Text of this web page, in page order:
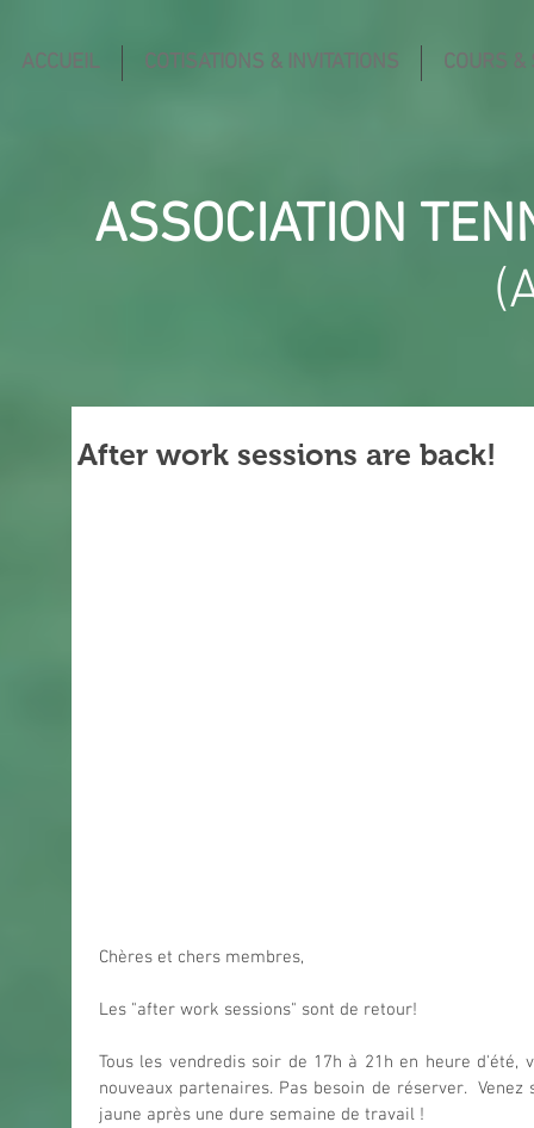
ACCUEIL COTISATIONS & INVITATIONS COURS &
ASSOCIATION
After work sessions are back!
Chères et chers membres,
Les "after work sessions" sont de retour!
Tous les vendredis soir de 17h à 21h en heure d'été,
nouveaux partenaires. Pas besoin de réserver.
jaune après une dure semaine de travail !